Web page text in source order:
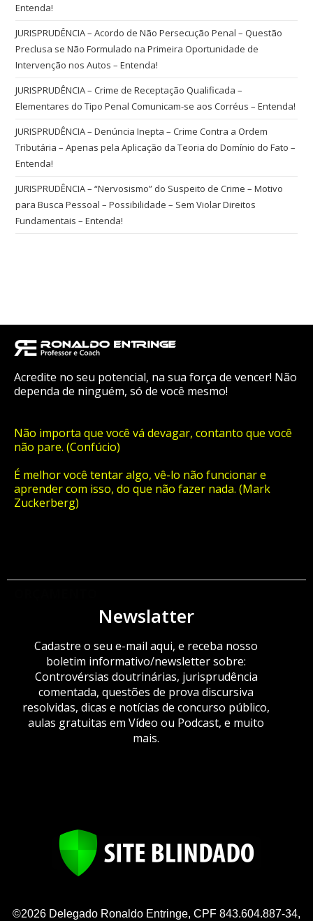
Entenda!
JURISPRUDÊNCIA – Acordo de Não Persecução Penal – Questão
Preclusa se Não Formulado na Primeira Oportunidade de
Intervenção nos Autos – Entenda!
JURISPRUDÊNCIA – Crime de Receptação Qualificada –
Elementares do Tipo Penal Comunicam-se aos Corréus – Entenda!
JURISPRUDÊNCIA – Denúncia Inepta – Crime Contra a Ordem
Tributária – Apenas pela Aplicação da Teoria do Domínio do Fato –
Entenda!
JURISPRUDÊNCIA – “Nervosismo” do Suspeito de Crime – Motivo
para Busca Pessoal – Possibilidade – Sem Violar Direitos
Fundamentais – Entenda!
Acredite no seu potencial, na sua força de vencer! Não
dependa de ninguém, só de você mesmo!
Não importa que você vá devagar, contanto que você
não pare. (Confúcio)
É melhor você tentar algo, vê-lo não funcionar e
aprender com isso, do que não fazer nada. (Mark
Zuckerberg)
Newslatter
Cadastre o seu e-mail aqui, e receba nosso
boletim informativo/newsletter sobre:
Controvérsias doutrinárias, jurisprudência
comentada, questões de prova discursiva
resolvidas, dicas e notícias de concurso público,
aulas gratuitas em Vídeo ou Podcast, e muito
mais.
©2026 Delegado Ronaldo Entringe, CPF 843.604.887-34,